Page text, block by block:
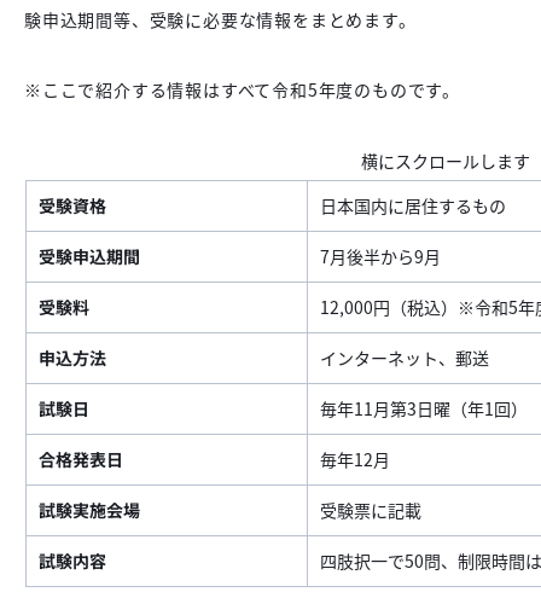
験申込期間等、受験に必要な情報をまとめます。
※ここで紹介する情報はすべて令和5年度のものです。
受験資格 日本国内に居住するもの
受験申込期間 7月後半から9月
受験料 12,000円（税込）※令和5年
申込方法 インターネット、郵送
試験日 毎年11月第3日曜（年1回）
合格発表日 毎年12月
試験実施会場 受験票に記載
試験内容 四肢択一で50問、制限時間